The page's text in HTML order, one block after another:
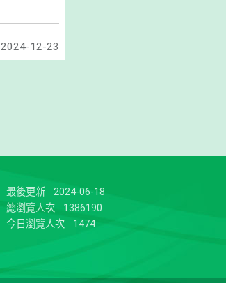
2024-12-23
最後更新
2024-06-18
總瀏覽人次
1386190
今日瀏覽人次
1474